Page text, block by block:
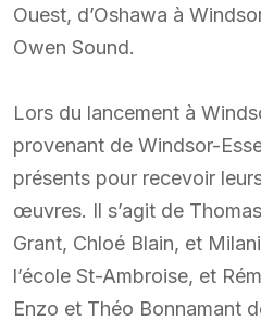
Ouest, d’Oshawa à
Owen Sound.
Lors du lancement à
provenant de Windsor-
présents pour recevoir
œuvres. Il s’agit de
Grant, Chloé Blain, et
l’école St-Ambroise, et
Enzo et Théo Bonnamant